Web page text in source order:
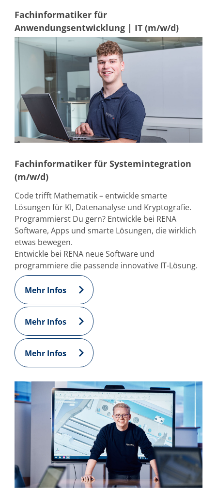
FlowLogX - Smart Connectivity Platform
Downloads
Presse
Messen
DI Wasser
Footprint
SECS/GEM
Einzelwafer Bearbeitung
TruEtch®
Karriere
Benefits
Ausbildung & Studium
Ausbildung
Studium
Praktikum
News Ausbildung & Studium
RENA als Arbeitgeber
Bewerben bei RENA
Stellenangebote
Kontakt
Kontaktformular Lieferant
Kontaktformular
Kontaktformular Service
Internationale Kontakte
Kontakt Customer Service
Expert Blog
Fachinformatiker für
Anwendungsentwicklung | IT (m/w/d)
Fachinformatiker für Systemintegration
(m/w/d)
Code trifft Mathematik – entwickle smarte
Lösungen für KI, Datenanalyse und Kryptografie.
Programmierst Du gern? Entwickle bei RENA
Software, Apps und smarte Lösungen, die wirklich
etwas bewegen.
Entwickle bei RENA neue Software und
programmiere die passende innovative IT-Lösung.
Mehr Infos
Mehr Infos
Mehr Infos